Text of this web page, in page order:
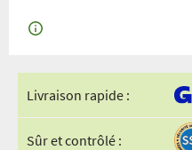
Livraison rapide :
Sûr et contrôlé :